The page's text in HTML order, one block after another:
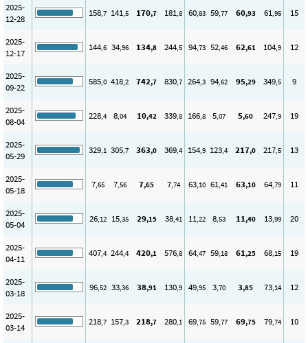
2025-
12-28
158,7 141,5 170,7 181,8 60,83 59,77 60,93 61,95 15
2025-
12-17
144,6 34,96 134,8 244,5 94,73 52,46 62,61 104,9 12
2025-
09-22
585,0 418,2 742,7 830,7 264,3 94,62 95,29 349,5 9
2025-
08-04
228,4 8,04 10,42 339,8 166,8 5,07 5,60 247,9 19
2025-
05-29
329,1 305,7 363,0 369,4 154,9 123,4 217,0 217,5 13
2025-
05-18
7,65 7,56 7,65 7,74 63,10 61,41 63,10 64,79 11
2025-
05-04
26,12 15,35 29,15 38,41 11,22 8,53 11,40 13,99 20
2025-
04-11
407,4 244,4 420,1 576,8 64,47 59,18 61,25 68,15 19
2025-
03-18
96,52 33,36 38,91 130,9 49,95 3,70 3,85 73,14 12
2025-
03-14
218,7 157,3 218,7 280,1 69,75 59,77 69,75 79,74 10